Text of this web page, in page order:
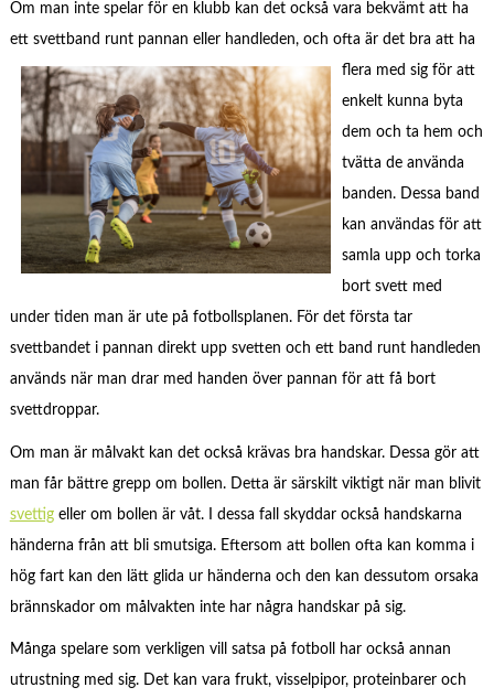
Om man inte spelar för en klubb kan det också vara bekvämt att ha
ett svettband runt pannan eller handleden, och ofta är det bra att ha
flera med sig för att
enkelt kunna byta
dem och ta hem och
tvätta de använda
banden. Dessa band
kan användas för att
samla upp och torka
bort svett med
under tiden man är ute på fotbollsplanen. För det första tar
svettbandet i pannan direkt upp svetten och ett band runt handleden
används när man drar med handen över pannan för att få bort
svettdroppar.
Om man är målvakt kan det också krävas bra handskar. Dessa gör att
man får bättre grepp om bollen. Detta är särskilt viktigt när man blivit
svettigeller om bollen är våt. I dessa fall skyddar också handskarna
händerna från att bli smutsiga. Eftersom att bollen ofta kan komma i
hög fart kan den lätt glida ur händerna och den kan dessutom orsaka
brännskador om målvakten inte har några handskar på sig.
Många spelare som verkligen vill satsa på fotboll har också annan
utrustning med sig. Det kan vara frukt, visselpipor, proteinbarer och